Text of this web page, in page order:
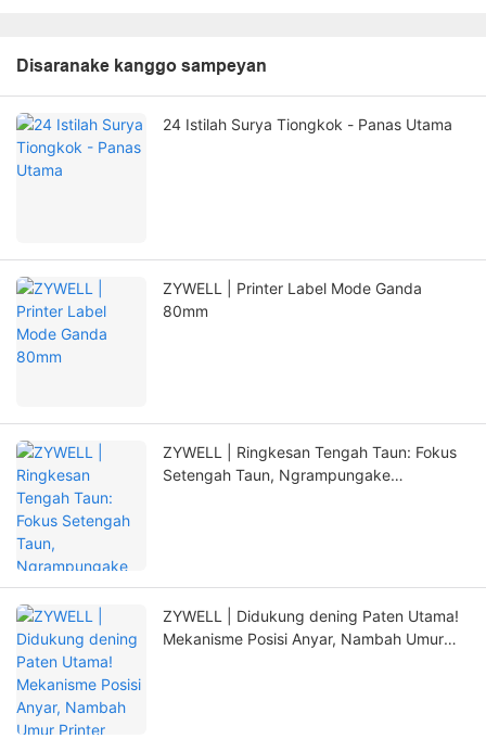
Disaranake kanggo sampeyan
24 Istilah Surya Tiongkok - Panas Utama
ZYWELL | Printer Label Mode Ganda
80mm
ZYWELL | Ringkesan Tengah Taun: Fokus
Setengah Taun, Ngrampungake
ZYWELL | Didukung dening Paten Utama!
Mekanisme Posisi Anyar, Nambah Umur